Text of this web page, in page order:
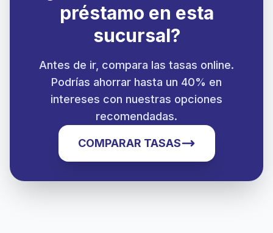
préstamo en esta
sucursal?
Antes de ir, compara las tasas online.
Podrías ahorrar hasta un 40% en
intereses con nuestras opciones
recomendadas.
COMPARAR TASAS